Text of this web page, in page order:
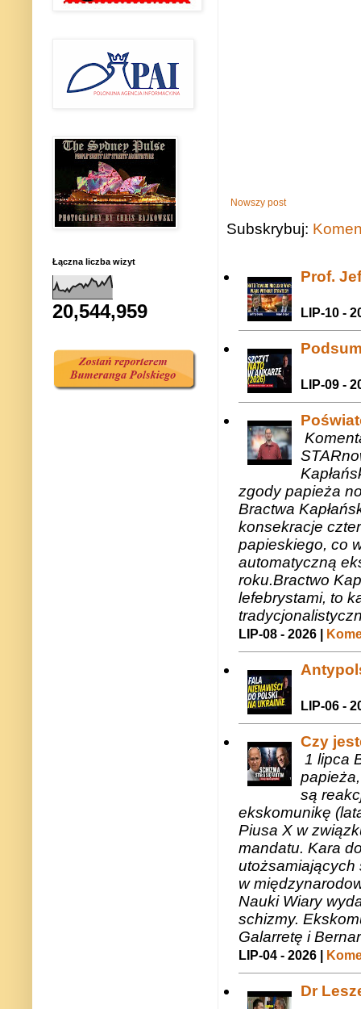
Nowszy post
Subskrybuj:
Prof.
LIP-10 -
LIP-09 -
zgody papieża
Bractwa
konsekracje
papieskiego, co
automatyczną
roku.Bractwo
lefebrystami, to
LIP-08 - 2026 |
LIP-06 -
Czy
1 lipca
są
ekskomunikę
Piusa X w
mandatu. Kara
utożsamiających
w
Nauki Wiary
schizmy.
Galarretę i
LIP-04 - 2026 |
Dr
Łączna liczba wizyt
20,544,959